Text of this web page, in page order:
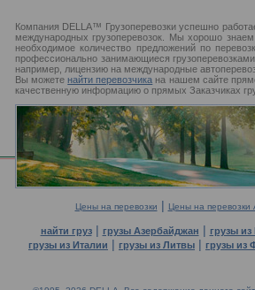
Компания DELLA™ Грузоперевозки успешно
международных грузоперевозок. Мы хорошо
необходимое количество предложений по
профессионально занимающиеся
например, лицензию на международные
Вы можетенайти перевозчика на нашем сайте
качественную информацию о прямых Заказчиках
Цены на перевозки | Цены на перевозки
найти груз| грузы Азербайджан | грузы
грузы из Италии | грузы из Литвы | грузы из